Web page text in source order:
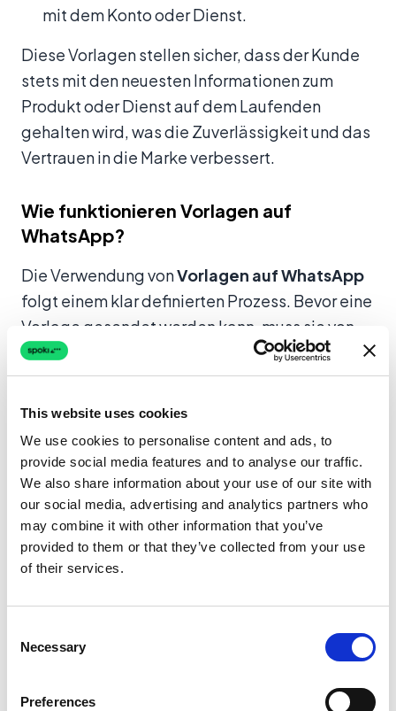
This website uses cookies
We use cookies to personalise content and ads, to
provide social media features and to analyse our traffic.
We also share information about your use of our site with
our social media, advertising and analytics partners who
may combine it with other information that you’ve
provided to them or that they’ve collected from your use
of their services.
Selection
Necessary
Preferences
mit dem Konto oder Dienst.
Diese Vorlagen stellen sicher, dass der Kunde
stets mit den neuesten Informationen zum
Produkt oder Dienst auf dem Laufenden
gehalten wird, was die Zuverlässigkeit und das
Vertrauen in die Marke verbessert.
Wie funktionieren Vorlagen auf
WhatsApp?
Die Verwendung vonVorlagen auf WhatsApp
folgt einem klar definierten Prozess. Bevor eine
Vorlage gesendet werden kann, muss sie von
WhatsApp
genehmigtwerden.
Dieser Prozess stellt sicher, dass Nachrichten
den Richtlinien der Plattform entsprechen und
verwendet werden.
Um eine Vorlage zu senden, müssen Sie die
WhatsApp Business APIsverwenden, die
erweiterte Funktionen zur Automatisierung und
Verwaltung von Kundengesprächen bieten.
nur genehmigte Vorlagen gesendet werden,
Nachrichtenfensters gesendet werden können.